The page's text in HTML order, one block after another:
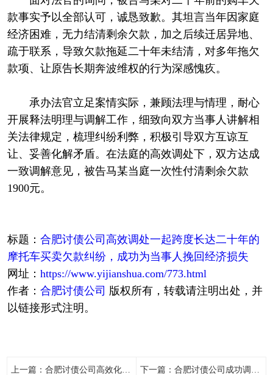
款事实予以全部认可，诚恳致歉。其坦言当年因家庭
经济困难，无力结清剩余欠款，加之后续迁居异地、
疏于联系，导致欠款拖延二十年未结清，对多年拖欠
款项、让原告长期奔波维权的行为深感愧疚。
承办法官立足案情实际，兼顾法理与情理，耐心
开展释法明理与调解工作，细致向双方当事人讲解相
关法律规定，梳理纠纷利弊，积极引导双方互谅互
让、妥善化解矛盾。在法庭的高效调处下，双方达成
一致调解意见，被告马某当庭一次性付清剩余欠款
1900元。
标题： 合肥讨债公司高效调处一起跨度长达二十年的
摩托车买卖欠款纠纷，成功为当事人挽回经济损失
网址： https://www.yijianshua.com/773.html
作者： 合肥讨债公司 版权所有，转载请注明出处，并
以链接形式注明。
上一篇： 合肥讨债公司高效化解一起劳务欠款纠纷，促成双方当事人达成分期付款调解协议 下一篇： 合肥讨债公司成功调解了一起买卖合同纠纷案件，快速有效化解了当事人之间的矛盾